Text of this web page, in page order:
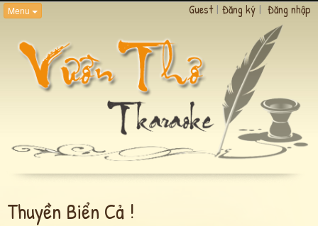
Menu Guest | Đăng ký | Đăng nhập
Thuyền Biển Cả !